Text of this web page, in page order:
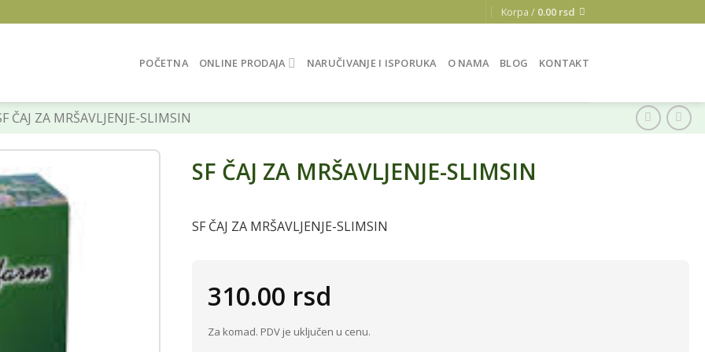
Korpa / 0.00 rsd
POČETNA ONLINE PRODAJA NARUČIVANJE I ISPORUKA O NAMA BLOG KONTAKT
ČAJ ZA MRŠAVLJENJE-SLIMSIN
SF ČAJ ZA MRŠAVLJENJE-SLIMSIN
SF ČAJ ZA MRŠAVLJENJE-SLIMSIN
310.00 rsd
Za komad. PDV je uključen u cenu.